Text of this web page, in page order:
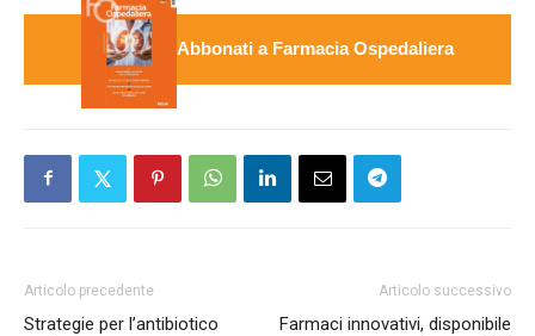
Abbonati a Farmacia Ospedaliera
Articolo precedente
Strategie per l’antibiotico
Articolo successivo
Farmaci innovativi, disponibile